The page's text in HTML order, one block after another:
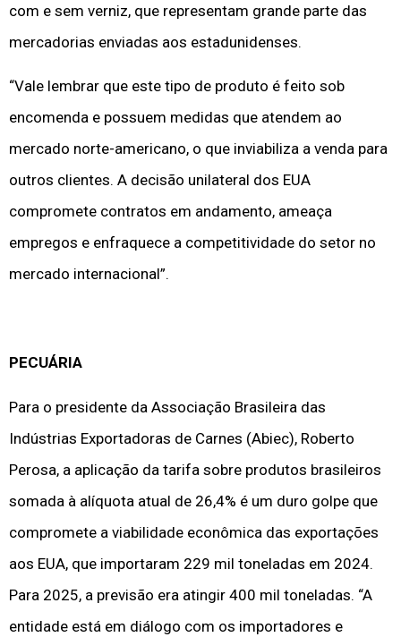
com e sem verniz, que representam grande parte das
mercadorias enviadas aos estadunidenses.
“Vale lembrar que este tipo de produto é feito sob
encomenda e possuem medidas que atendem ao
mercado norte-americano, o que inviabiliza a venda para
outros clientes. A decisão unilateral dos EUA
compromete contratos em andamento, ameaça
empregos e enfraquece a competitividade do setor no
mercado internacional”.
PECUÁRIA
Para o presidente da Associação Brasileira das
Indústrias Exportadoras de Carnes (Abiec), Roberto
Perosa, a aplicação da tarifa sobre produtos brasileiros
somada à alíquota atual de 26,4% é um duro golpe que
compromete a viabilidade econômica das exportações
aos EUA, que importaram 229 mil toneladas em 2024.
Para 2025, a previsão era atingir 400 mil toneladas. “A
entidade está em diálogo com os importadores e